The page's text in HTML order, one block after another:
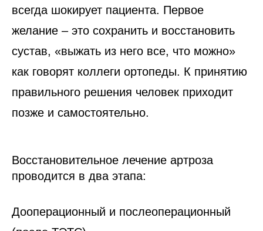
всегда шокирует пациента. Первое
желание – это сохранить и восстановить
сустав, «выжать из него все, что можно»
как говорят коллеги ортопеды. К принятию
правильного решения человек приходит
позже и самостоятельно.
Восстановительное лечение артроза
проводится в два этапа:
Дооперационный и послеоперационный